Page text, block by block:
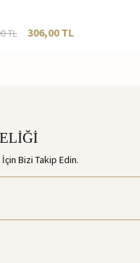
TL 306,00TL
Bizi Takip Edin.